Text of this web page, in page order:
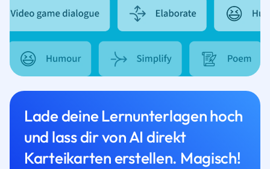
Lade deine Lernunterlagen hoch
und lass dir von AI direkt
Karteikarten erstellen. Magisch!